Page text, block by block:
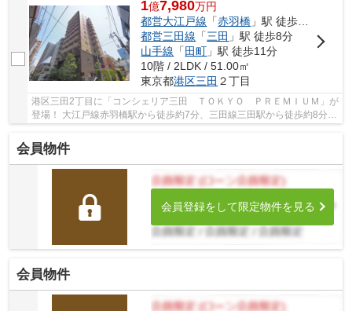
1億7,980万円
都営大江戸線 「赤羽橋 」駅 徒歩7分
都営三田線 「三田 」駅 徒歩8分
山手線 「 田町 」駅 徒歩11分
10階 / 2LDK / 51.00㎡
東京都港区三田 ２丁目
港区三田2丁目に「コンシェリア三田 ＴＯＫＹＯ ＰＲＥＭＩＵＭ」が
登場！ 大江戸線赤羽橋駅から徒歩約7分、三田線三田駅から徒歩約8分、
会員物件
会員登録をして限定物件を見る
会員物件